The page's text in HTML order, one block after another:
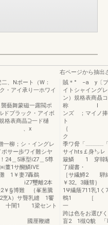
、Nポート（W：
・アイ承り一ホワイ
磁一露閥ポ
ドプラック・アイボ
規格表商晶⊇一ド樋
∼ 、x
ズ
・イングレ
サー歩ワイ難シヤ
5琢型i27＿5尊
1サ醐鱗lVE
7轟鵜
璽離2本
￥§博難 ｛峯葱騰
サ聾乳縫 1饗
闇1 1梁セント
纏
右ページから抽出
賊＊° −a y〔プ
イトシャイング
ン）規格表商
称 l
ンズ ；マイノ捧
｛ 1シヤイ
ク 「 シ
季ワ脅「
サイhts￡身
簸鱗 1 穿韓
了綴書・
［サ繊鱒
￥32。3麺彗
1Ψ繊蔭711乳1
鵯1 ［ ］
一 サイ
跨は色をお選
盲2 1槻Q貌